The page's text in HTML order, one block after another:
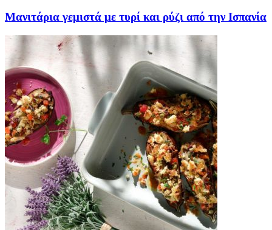
Μανιτάρια γεμιστά με τυρί και ρύζι από την Ισπανία